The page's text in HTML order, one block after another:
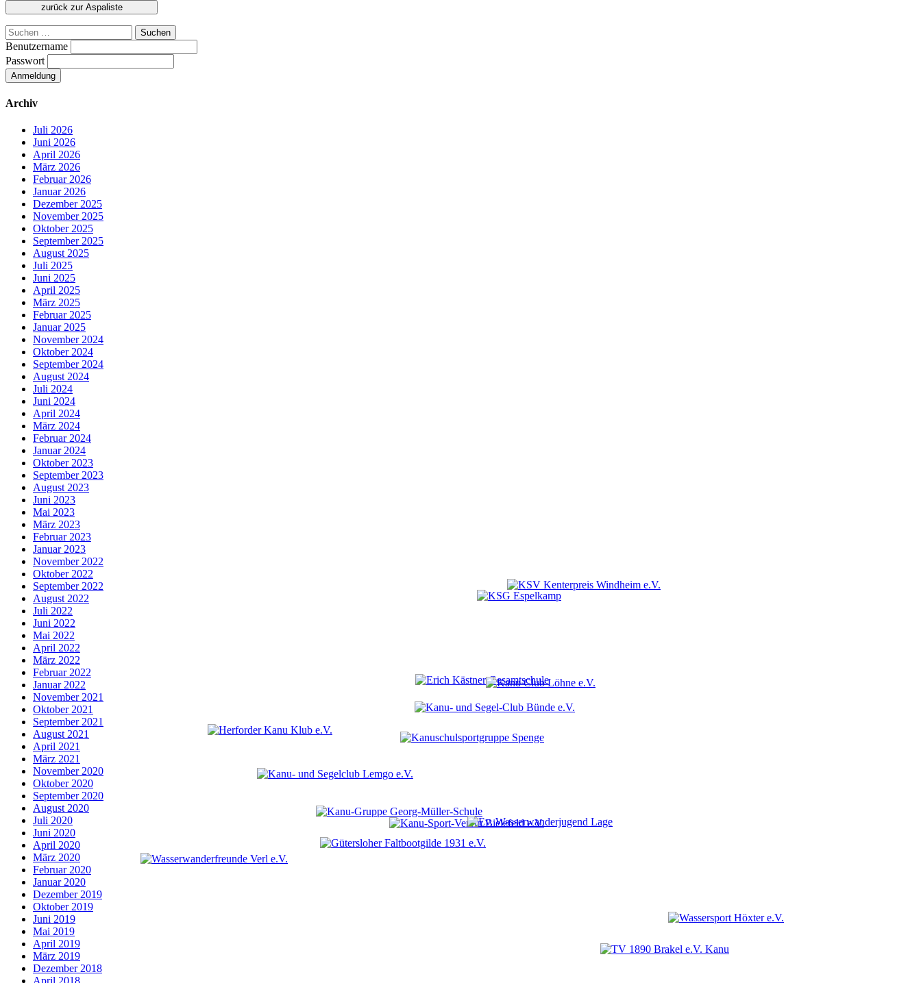
Suchen
nach:
Benutzername
Passwort
Archiv
Juli 2026
Juni 2026
April 2026
März 2026
Februar 2026
Januar 2026
Dezember 2025
November 2025
Oktober 2025
September 2025
August 2025
Juli 2025
Juni 2025
April 2025
März 2025
Februar 2025
Januar 2025
November 2024
Oktober 2024
September 2024
August 2024
Juli 2024
Juni 2024
April 2024
März 2024
Februar 2024
Januar 2024
Oktober 2023
September 2023
August 2023
Juni 2023
Mai 2023
März 2023
Februar 2023
Januar 2023
November 2022
Oktober 2022
September 2022
August 2022
Juli 2022
Juni 2022
Mai 2022
April 2022
März 2022
Februar 2022
Januar 2022
November 2021
Oktober 2021
September 2021
August 2021
April 2021
März 2021
November 2020
Oktober 2020
September 2020
August 2020
Juli 2020
Juni 2020
April 2020
März 2020
Februar 2020
Januar 2020
Dezember 2019
Oktober 2019
Juni 2019
Mai 2019
April 2019
März 2019
Dezember 2018